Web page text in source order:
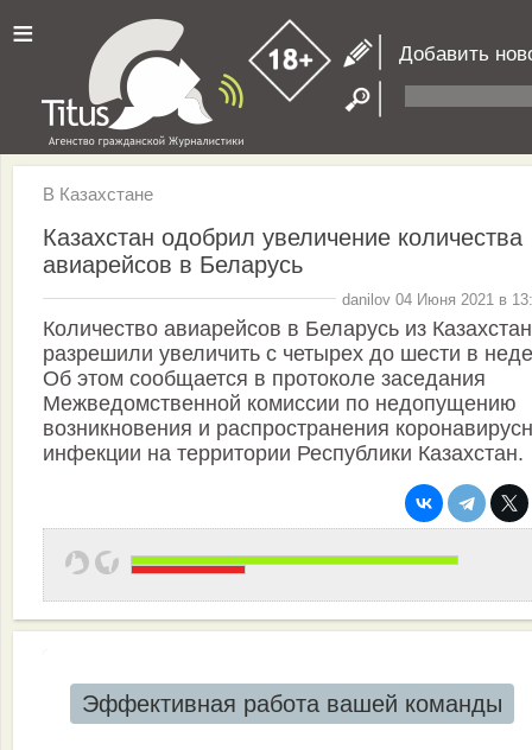
≡ Добавить
В Казахстане
Казахстан одобрил увеличение количества
авиарейсов в Беларусь
danilov 04 Июня 2021 в
Количество авиарейсов в Беларусь из
разрешили увеличить с четырех до шести в
Об этом сообщается в протоколе заседания
Межведомственной комиссии по недопущению
возникновения и распространения
инфекции на территории Республики Казахстан.
Эффективная работа вашей команды